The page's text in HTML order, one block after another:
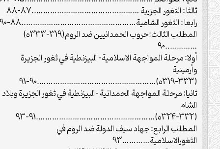
ثالثا : الثغور الجزرية ………………………………………..87-88
رابعا : الثغور الشامية…………………………………………..88-90
المطلب الثالث:حروب الحمدانيين ضد الروم(319-333ه)
…………..90
أولا: مرحلة المواجهة الاسلامية- البيزنطية في ثغور الجزيرة
وأرمينية
(319-333ه)…………………………………………….90-91
ثانيا: مرحلة المواجهة الحمدانية –البيزنطية في ثغور الجزيرة وبلاد
الشام
(324-332ه)…………………………………………….91-93
المطلب الرابع: جهاد سيف الدولة ضد الروم في
الثغورالاسلامية…………93